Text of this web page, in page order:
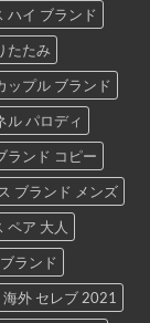
ハイ ブランド
たたみ
ップル ブランド
ル パロディ
ランド コピー
ブランド メンズ
ペア 大人
ランド
外 セレブ 2021